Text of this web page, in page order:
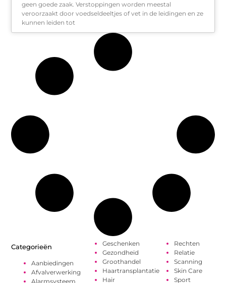
geen goede zaak. Verstoppingen worden meestal
veroorzaakt door voedseldeeltjes of vet in de leidingen en ze
kunnen leiden tot
Categorieën
Aanbiedingen
Afvalverwerking
Alarmsysteem
Geschenken
Gezondheid
Groothandel
Haartransplantatie
Hair
Rechten
Relatie
Scanning
Skin Care
Sport